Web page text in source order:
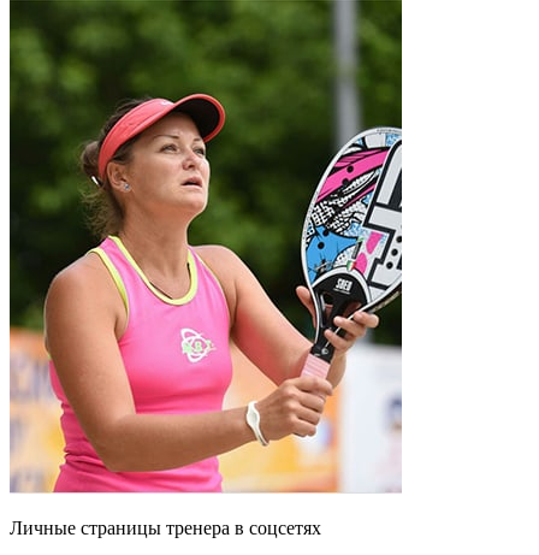
Личные страницы тренера в соцсетях